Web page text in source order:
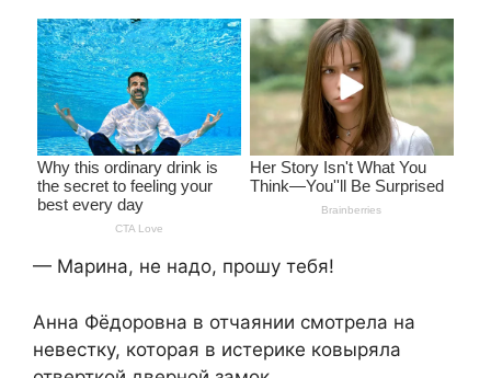
— Марина, не надо, прошу тебя!
Анна Фёдоровна в отчаянии смотрела на
невестку, которая в истерике ковыряла